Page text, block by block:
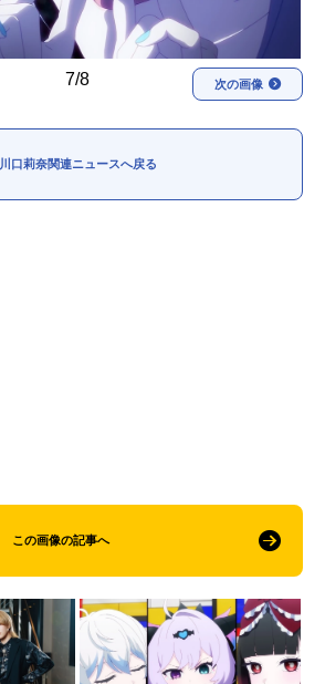
夏アニメ
冬アニメ
FOLLOW US
7/8 次の画像
川口莉奈関連ニュースへ戻る
この画像の記事へ